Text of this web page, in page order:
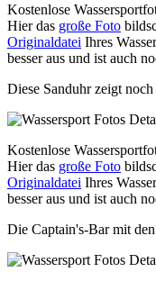
Kostenlose
Hier das große Foto
Originaldatei Ihres
besser aus und ist auch
Diese Sanduhr zeigt
Kostenlose
Hier das große Foto
Originaldatei Ihres
besser aus und ist auch
Die Captain's-Bar mit